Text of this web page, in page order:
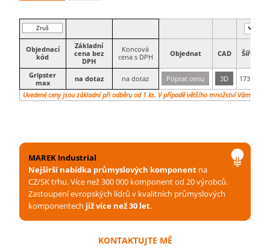
Zruš
filtr
Objednací
kód
Základní
cena bez
DPH
Koncová
cena s DPH
Objednat CAD Šířka
Gripster
max
na dotaz na dotaz Poptat cenu 3D 173
Uvedené ceny jsou základní při odběru od 1 ks. V případě většího množství Vám
MAREK Industrial
Nejširší nabídka průmyslových komponent na
CZ/SK trhu. Více než 300 000 komponent od 20 výrobců.
Zastoupení evropských lídrů v kvalitních průmyslových
komponentech již více než 30 let.
KONTAKTUJTE MĚ